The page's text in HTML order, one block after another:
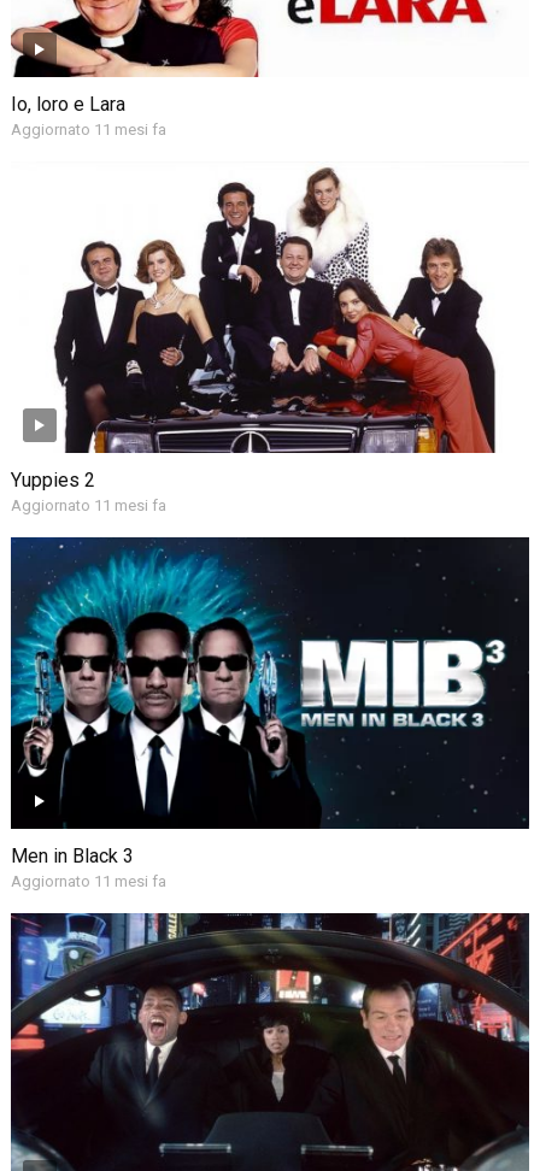
Io, loro e Lara
Aggiornato 11 mesi fa
Yuppies 2
Aggiornato 11 mesi fa
Men in Black 3
Aggiornato 11 mesi fa